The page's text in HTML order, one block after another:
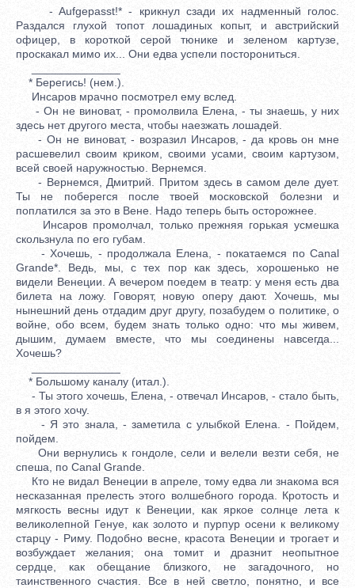
- Aufgepasst!* - крикнул сзади их надменный голос.
Раздался глухой топот лошадиных копыт, и австрийский
офицер, в короткой серой тюнике и зеленом картузе,
проскакал мимо их... Они едва успели посторониться.
* Берегись! (нем.).
Инсаров мрачно посмотрел ему вслед.
- Он не виноват, - промолвила Елена, - ты знаешь, у них
здесь нет другого места, чтобы наезжать лошадей.
- Он не виноват, - возразил Инсаров, - да кровь он мне
расшевелил своим криком, своими усами, своим картузом,
всей своей наружностью. Вернемся.
- Вернемся, Дмитрий. Притом здесь в самом деле дует.
Ты не поберегся после твоей московской болезни и
поплатился за это в Вене. Надо теперь быть осторожнее.
Инсаров промолчал, только прежняя горькая усмешка
скользнула по его губам.
- Хочешь, - продолжала Елена, - покатаемся по Canal
Grande*. Ведь, мы, с тех пор как здесь, хорошенько не
видели Венеции. А вечером поедем в театр: у меня есть два
билета на ложу. Говорят, новую оперу дают. Хочешь, мы
нынешний день отдадим друг другу, позабудем о политике, о
войне, обо всем, будем знать только одно: что мы живем,
дышим, думаем вместе, что мы соединены навсегда...
Хочешь?
* Большому каналу (итал.).
- Ты этого хочешь, Елена, - отвечал Инсаров, - стало быть,
в я этого хочу.
- Я это знала, - заметила с улыбкой Елена. - Пойдем,
пойдем.
Они вернулись к гондоле, сели и велели везти себя, не
спеша, по Canal Grande.
Кто не видал Венеции в апреле, тому едва ли знакома вся
несказанная прелесть этого волшебного города. Кротость и
мягкость весны идут к Венеции, как яркое солнце лета к
великолепной Генуе, как золото и пурпур осени к великому
старцу - Риму. Подобно весне, красота Венеции и трогает и
возбуждает желания; она томит и дразнит неопытное
сердце, как обещание близкого, не загадочного, но
таинственного счастия. Все в ней светло, понятно, и все